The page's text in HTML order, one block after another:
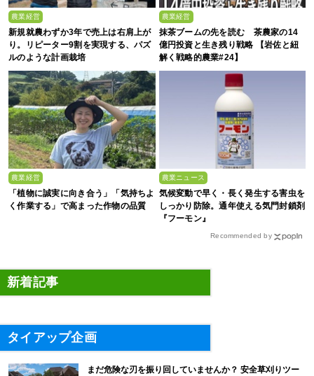
農業経営
新規就農わずか3年で売上は右肩上が
り。リピーター9割を実現する、パズ
ルのような計画栽培
農業経営
抹茶ブームの先を読む 茶農家の14
億円投資と生き残り戦略 【岩佐と紐
解く戦略的農業#24】
農業経営
「植物に誠実に向き合う」「気持ちよ
く作業する」で高まった作物の品質
農業ニュース
気候変動で早く・長く発生する害虫を
しっかり防除。通年使える気門封鎖剤
『フーモン』
Recommended by
新着記事
タイアップ企画
まだ危険な刃を振り回していませんか？ 安全草刈りツー